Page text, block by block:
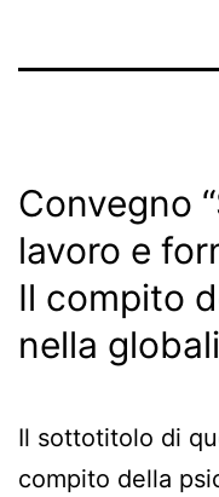
Convegno
lavoro e
Il compito
nella
Il sottotitolo di
compito della